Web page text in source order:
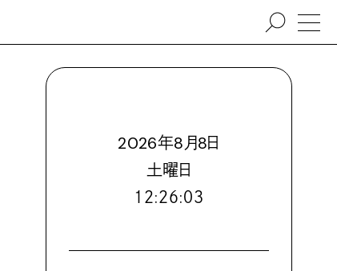
2026年8月8日
土曜日
１２:２６:０６